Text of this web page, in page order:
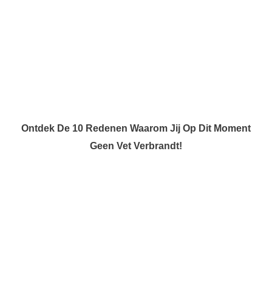
Ontdek De 10 Redenen Waarom Jij Op Dit Moment
Geen Vet Verbrandt!